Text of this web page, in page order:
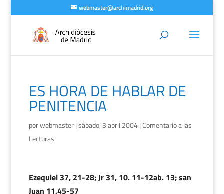
webmaster@archimadrid.org
ES HORA DE HABLAR DE
PENITENCIA
porwebmaster|sábado, 3 abril 2004|Comentario a las
Lecturas
Ezequiel 37, 21-28; Jr 31, 10. 11-12ab. 13; san
Juan 11,45-57